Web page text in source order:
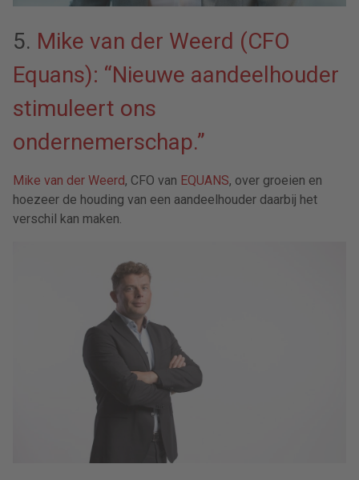
5. Mike van der Weerd (CFO
Equans): “Nieuwe aandeelhouder
stimuleert ons
ondernemerschap.”
Mike van der Weerd, CFO van EQUANS, over groeien en
hoezeer de houding van een aandeelhouder daarbij het
verschil kan maken.